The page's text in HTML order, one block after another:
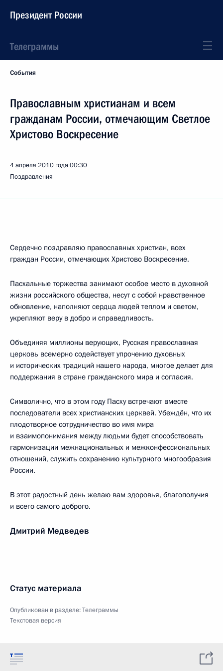
Президент России
Телеграммы
События
Православным христианам и всем
гражданам России, отмечающим Светлое
Христово Воскресение
4 апреля 2010 года00:30
Поздравления
Сердечно поздравляю православных христиан, всех
граждан России, отмечающих Христово Воскресение.
Пасхальные торжества занимают особое место в духовной
жизни российского общества, несут с собой нравственное
обновление, наполняют сердца людей теплом и светом,
укрепляют веру в добро и справедливость.
Объединяя миллионы верующих, Русская православная
церковь всемерно содействует упрочению духовных
и исторических традиций нашего народа, многое делает для
поддержания в стране гражданского мира и согласия.
Символично, что в этом году Пасху встречают вместе
последователи всех христианских церквей. Убеждён, что их
плодотворное сотрудничество во имя мира
и взаимопонимания между людьми будет способствовать
гармонизации межнациональных и межконфессиональных
отношений, служить сохранению культурного многообразия
России.
В этот радостный день желаю вам здоровья, благополучия
и всего самого доброго.
Дмитрий Медведев
Статус материала
Опубликован в разделе:Телеграммы
Текстовая версия